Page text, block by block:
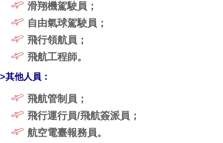
滑翔機駕駛員；
自由氣球駕駛員；
飛行領航員；
飛航工程師。
>其他人員：
飛航管制員；
飛行運行員/飛航簽派員；
航空電臺報務員。